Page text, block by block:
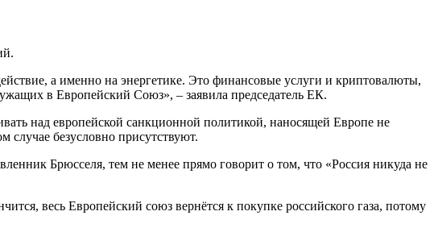
а именно на энергетике. Это финансовые услуги и криптовалюты,
в Европейский Союз», – заявила председатель ЕК.
над европейской санкционной политикой, наносящей Европе не
безусловно присутствуют.
Брюсселя, тем не менее прямо говорит о том, что «Россия никуда не
весь Европейский союз вернётся к покупке российского газа, потому